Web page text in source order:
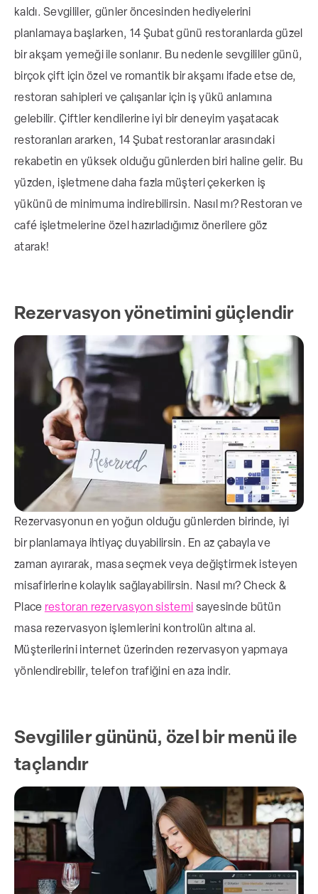
önemli bir gündür. Yazıda rezervasyon
yönetimini güçlendirmek, özel menüler
hazırlamak ve temassız sipariş seçenekleri
sunmak gibi pratik öneriler yer alır. Ayrıca paket
servis ve hediye kartları ile satışların
artırılabileceği, sosyal medyanın ise müşteri
iletişimini ve sadakatini geliştirmek için etkili
kullanılabileceği vurgulanır. Bu tavsiyeler,
işletmelerin yoğunluk döneminde verimli ve
müşteri odaklı hizmet sunmasına yardımcı olur.
kaldı. Sevgililer, günler öncesinden hediyelerini
planlamaya başlarken, 14 Şubat günü restoranlarda güzel
bir akşam yemeği ile sonlanır. Bu nedenle sevgililer günü,
birçok çift için özel ve romantik bir akşamı ifade etse de,
restoran sahipleri ve çalışanlar için iş yükü anlamına
gelebilir.Çiftler kendilerine iyi bir deneyim yaşatacak
restoranları ararken, 14 Şubat restoranlar arasındaki
rekabetin en yüksek olduğu günlerden biri haline gelir. Bu
yüzden, işletmene daha fazla müşteri çekerken iş
yükünü de minimuma indirebilirsin. Nasıl mı? Restoran ve
café işletmelerine özel hazırladığımız önerilere göz
atarak!
Rezervasyon yönetimini güçlendir
Rezervasyonun en yoğun olduğu günlerden birinde, iyi
bir planlamaya ihtiyaç duyabilirsin. En az çabayla ve
zaman ayırarak, masa seçmek veya değiştirmek isteyen
misafirlerine kolaylık sağlayabilirsin. Nasıl mı? Check &
Place restoran rezervasyon sistemi sayesinde bütün
masa rezervasyon işlemlerini kontrolün altına al.
Müşterilerini internet üzerinden rezervasyon yapmaya
yönlendirebilir, telefon trafiğini en aza indir.
Sevgililer gününü, özel bir menü ile
taçlandır